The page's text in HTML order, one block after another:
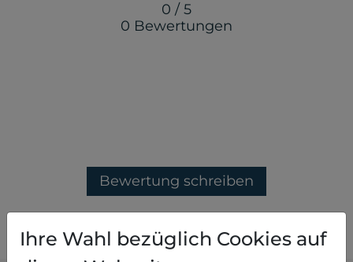
0 / 5
0 Bewertungen
Bewertung schreiben
Ihre Wahl bezüglich Cookies auf